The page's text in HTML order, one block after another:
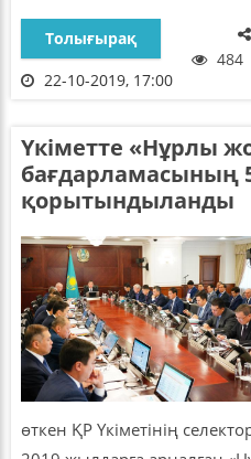
Толығырақ
484
22-10-2019, 17:00
Үкіметте «Нұрлы
қорытындыланды
өткен ҚР Үкіметінің